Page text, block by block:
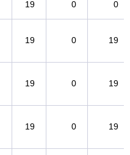
19 0 0
19 0 19
19 0 19
19 0 19